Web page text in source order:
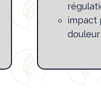
impact